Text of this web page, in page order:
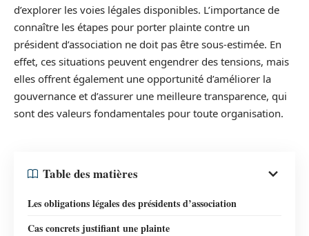
d’explorer les voies légales disponibles. L’importance de
connaître les étapes pour porter plainte contre un
président d’association ne doit pas être sous-estimée. En
effet, ces situations peuvent engendrer des tensions, mais
elles offrent également une opportunité d’améliorer la
gouvernance et d’assurer une meilleure transparence, qui
sont des valeurs fondamentales pour toute organisation.
Table des matières
Les obligations légales des présidents d’association
Cas concrets justifiant une plainte